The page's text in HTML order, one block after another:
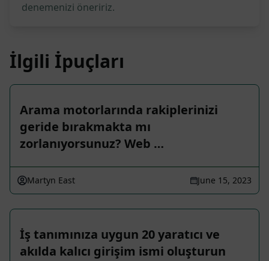
denemenizi öneririz.
İlgili İpuçları
Arama motorlarında rakiplerinizi
geride bırakmakta mı
zorlanıyorsunuz? Web …
Martyn East June 15, 2023
İş tanımınıza uygun 20 yaratıcı ve
akılda kalıcı girişim ismi oluşturun